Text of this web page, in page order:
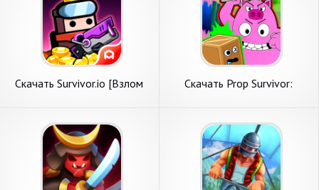
Скачать Survivor.io [Взлом
Скачать Prop Survivor: